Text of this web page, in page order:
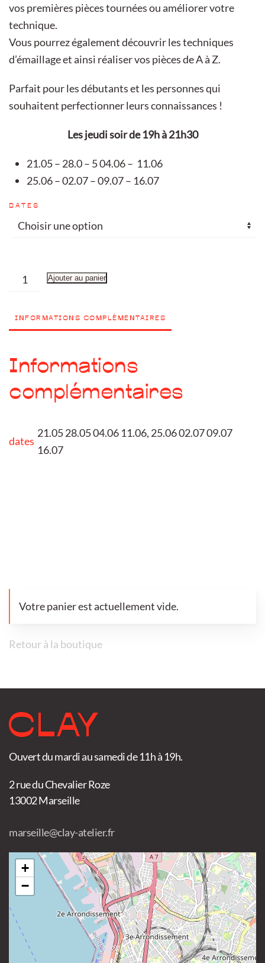
vos premières pièces tournées ou améliorer votre
technique.
Vous pourrez également découvrir les techniques
d’émaillage et ainsi réaliser vos pièces de A à Z.
Parfait pour les débutants et les personnes qui
souhaitent perfectionner leurs connaissances !
Les jeudi soir de 19h à 21h30
21.05 – 28.0 – 5 04.06 – 11.06
25.06 – 02.07 – 09.07 – 16.07
DATES
quantité
4
-
Ajouter au panier
INFORMATIONS COMPLÉMENTAIRES
Informations
complémentaires
dates
21.05 28.05 04.06 11.06, 25.06 02.07 09.07
16.07
Votre panier est actuellement vide.
Retour à la boutique
Ouvert du mardi au samedi de 11h à 19h.
2 rue du Chevalier Roze
13002 Marseille
marseille@clay-atelier.fr
+
−